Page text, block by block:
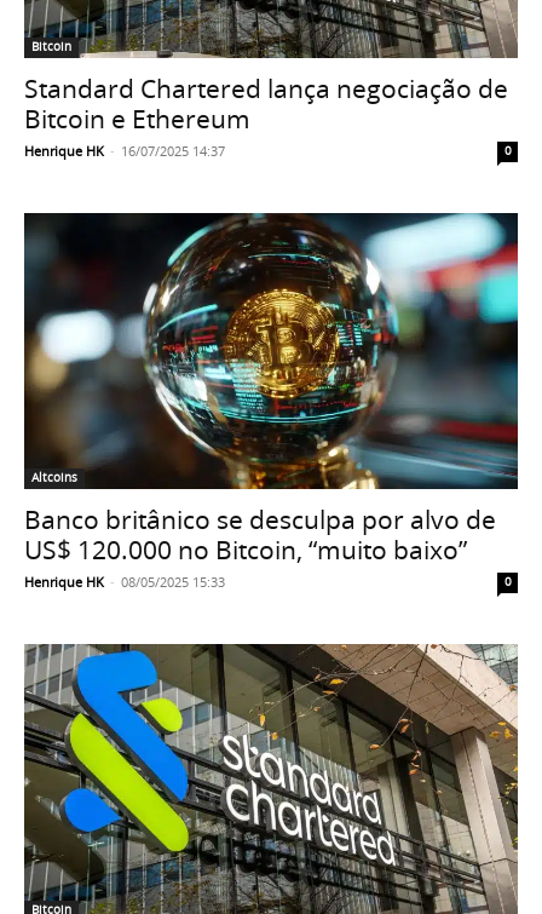
Bitcoin
Standard Chartered lança negociação de
Bitcoin e Ethereum
Henrique HK - 16/07/2025 14:37 0
Altcoins
Banco britânico se desculpa por alvo de
US$ 120.000 no Bitcoin, “muito baixo”
Henrique HK - 08/05/2025 15:33 0
Bitcoin